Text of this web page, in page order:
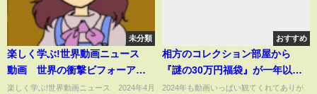
未分類
楽しく学ぶ!世界動画ニュース
動画 世界の衝撃ビフォーアフ
ターＳＰ 2024年4月11日
楽しく学ぶ!世界動画ニュース 2024年4月
おすすめ
相方のコレクション部屋から
『謎の30万円福袋』が一年以上
放置された状態で出てきたけ
2024年も動画いっぱい観てくれてありが